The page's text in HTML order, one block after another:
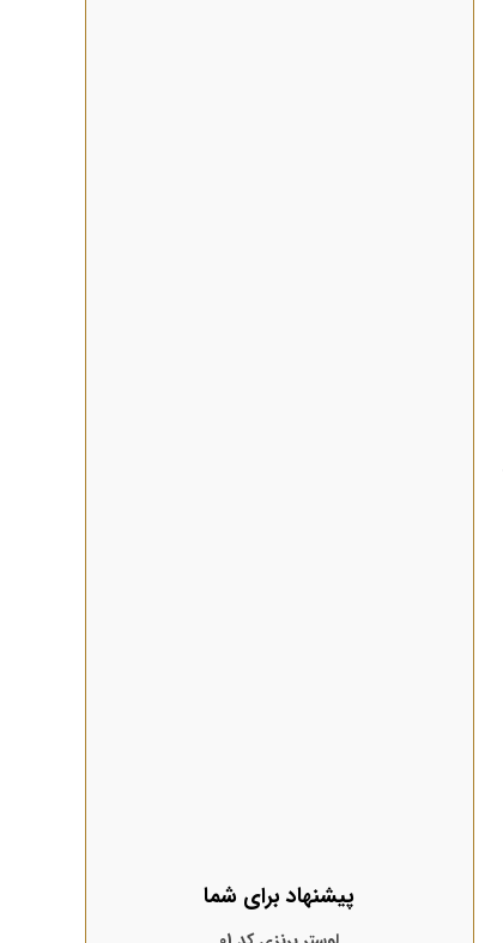
پیشنهاد برای شما